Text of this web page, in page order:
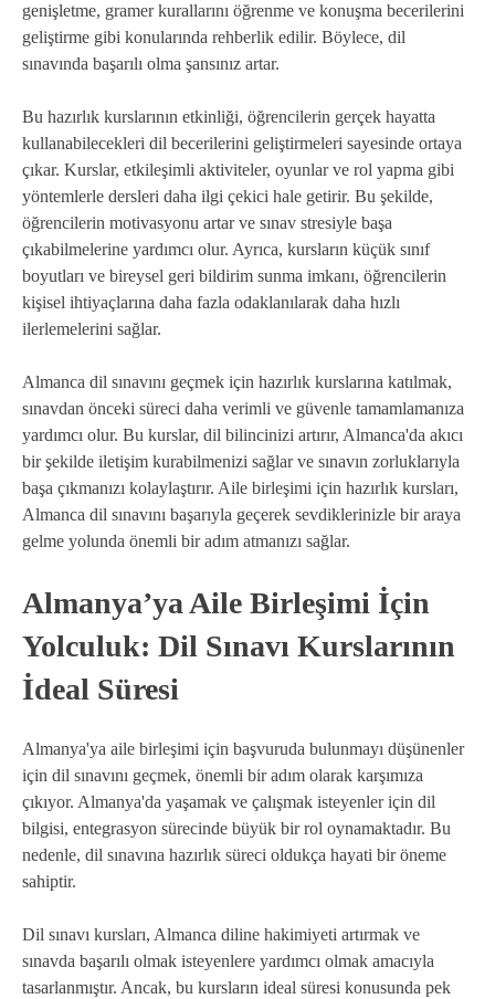
genişletme, gramer kurallarını öğrenme ve konuşma becerilerini
geliştirme gibi konularında rehberlik edilir. Böylece, dil
sınavında başarılı olma şansınız artar.
Bu hazırlık kurslarının etkinliği, öğrencilerin gerçek hayatta
kullanabilecekleri dil becerilerini geliştirmeleri sayesinde ortaya
çıkar. Kurslar, etkileşimli aktiviteler, oyunlar ve rol yapma gibi
yöntemlerle dersleri daha ilgi çekici hale getirir. Bu şekilde,
öğrencilerin motivasyonu artar ve sınav stresiyle başa
çıkabilmelerine yardımcı olur. Ayrıca, kursların küçük sınıf
boyutları ve bireysel geri bildirim sunma imkanı, öğrencilerin
kişisel ihtiyaçlarına daha fazla odaklanılarak daha hızlı
ilerlemelerini sağlar.
Almanca dil sınavını geçmek için hazırlık kurslarına katılmak,
sınavdan önceki süreci daha verimli ve güvenle tamamlamanıza
yardımcı olur. Bu kurslar, dil bilincinizi artırır, Almanca'da akıcı
bir şekilde iletişim kurabilmenizi sağlar ve sınavın zorluklarıyla
başa çıkmanızı kolaylaştırır. Aile birleşimi için hazırlık kursları,
Almanca dil sınavını başarıyla geçerek sevdiklerinizle bir araya
gelme yolunda önemli bir adım atmanızı sağlar.
Almanya’ya Aile Birleşimi İçin
Yolculuk: Dil Sınavı Kurslarının
İdeal Süresi
Almanya'ya aile birleşimi için başvuruda bulunmayı düşünenler
için dil sınavını geçmek, önemli bir adım olarak karşımıza
çıkıyor. Almanya'da yaşamak ve çalışmak isteyenler için dil
bilgisi, entegrasyon sürecinde büyük bir rol oynamaktadır. Bu
nedenle, dil sınavına hazırlık süreci oldukça hayati bir öneme
sahiptir.
Dil sınavı kursları, Almanca diline hakimiyeti artırmak ve
sınavda başarılı olmak isteyenlere yardımcı olmak amacıyla
tasarlanmıştır. Ancak, bu kursların ideal süresi konusunda pek